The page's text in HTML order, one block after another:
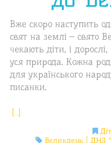
Вже скоро наступить
свят на землі – свято
чекають діти, і
уся природа. Кожна
для українського
писанки.
[…]
Великдень
ДНЗ